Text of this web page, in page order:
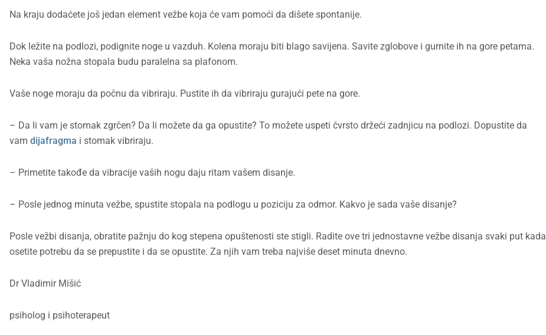
Na kraju dodaćete još jedan element vežbe koja će vam pomoći da dišete spontanije.
Dok ležite na podlozi, podignite noge u vazduh. Kolena moraju biti blago savijena. Savite zglobove i gurnite ih na gore petama.
Neka vaša nožna stopala budu paralelna sa plafonom.
Vaše noge moraju da počnu da vibriraju. Pustite ih da vibriraju gurajući pete na gore.
– Da li vam je stomak zgrčen? Da li možete da ga opustite? To možete uspeti čvrsto držeći zadnjicu na podlozi. Dopustite da
vam dijafragma i stomak vibriraju.
– Primetite takođe da vibracije vaših nogu daju ritam vašem disanje.
– Posle jednog minuta vežbe, spustite stopala na podlogu u poziciju za odmor. Kakvo je sada vaše disanje?
Posle vežbi disanja, obratite pažnju do kog stepena opuštenosti ste stigli. Radite ove tri jednostavne vežbe disanja svaki put kada
osetite potrebu da se prepustite i da se opustite. Za njih vam treba najviše deset minuta dnevno.
Dr Vladimir Mišić
psiholog i psihoterapeut